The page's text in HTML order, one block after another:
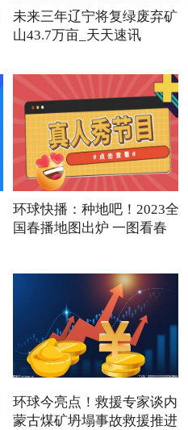
未来三年辽宁将复绿废弃矿
山43.7万亩_天天速讯
环球快播：种地吧！2023全
国春播地图出炉 一图看春
环球今亮点！救援专家谈内
蒙古煤矿坍塌事故救援推进